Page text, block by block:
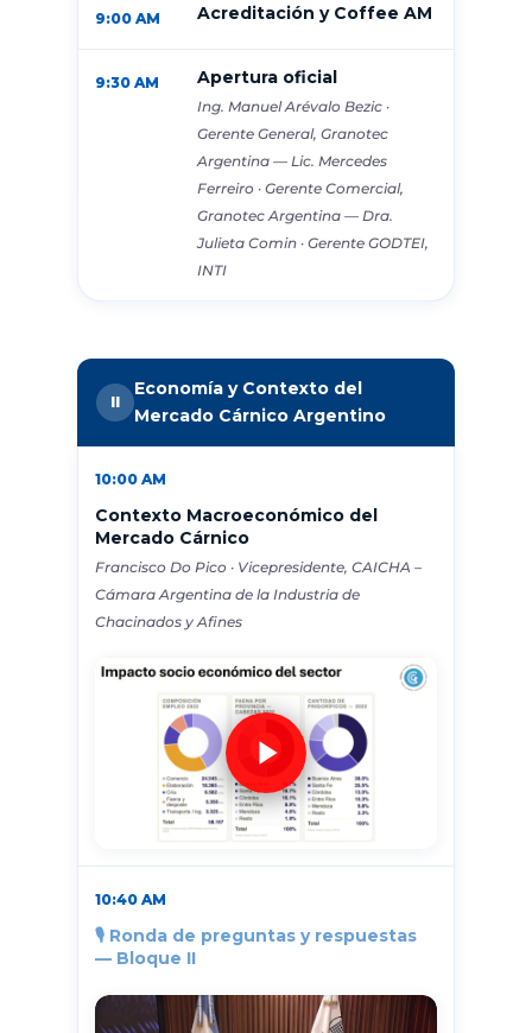
9:00 AM Acreditación y Coffee AM
9:30 AM Apertura oficial
Ing. Manuel Arévalo Bezic ·
Gerente General, Granotec
Argentina — Lic. Mercedes
Ferreiro · Gerente Comercial,
Granotec Argentina — Dra.
Julieta Comin · Gerente GODTEI,
INTI
II
Economía y Contexto del
Mercado Cárnico Argentino
10:00 AM
Contexto Macroeconómico del
Mercado Cárnico
Francisco Do Pico · Vicepresidente, CAICHA –
Cámara Argentina de la Industria de
Chacinados y Afines
10:40 AM
🎙 Ronda de preguntas y respuestas
— Bloque II